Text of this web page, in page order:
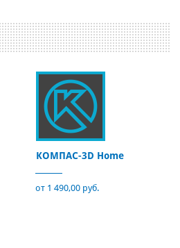
КОМПАС-3D Home
от 1 490,00 руб.